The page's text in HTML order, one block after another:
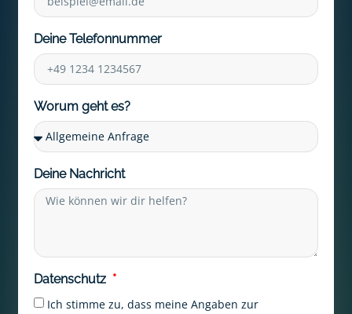
Deine Telefonnummer
Worum geht es?
Deine Nachricht
Datenschutz
Ich stimme zu, dass meine Angaben zur